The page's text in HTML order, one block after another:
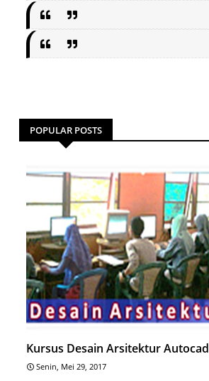
POPULAR POSTS
Kursus Desain Arsitektur Autocad
Senin, Mei 29, 2017